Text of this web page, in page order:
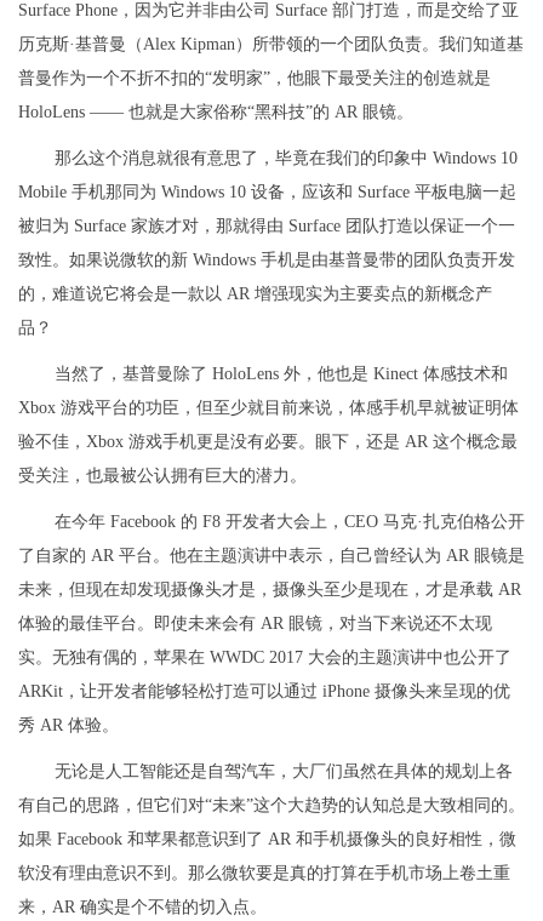
Surface Phone，因为它并非由公司 Surface 部门打造，而是交给了亚
历克斯·基普曼（Alex Kipman）所带领的一个团队负责。我们知道基
普曼作为一个不折不扣的“发明家”，他眼下最受关注的创造就是
HoloLens —— 也就是大家俗称“黑科技”的 AR 眼镜。
那么这个消息就很有意思了，毕竟在我们的印象中 Windows 10
Mobile 手机那同为 Windows 10 设备，应该和 Surface 平板电脑一起
被归为 Surface 家族才对，那就得由 Surface 团队打造以保证一个一
致性。如果说微软的新 Windows 手机是由基普曼带的团队负责开发
的，难道说它将会是一款以 AR 增强现实为主要卖点的新概念产
品？
当然了，基普曼除了 HoloLens 外，他也是 Kinect 体感技术和
Xbox 游戏平台的功臣，但至少就目前来说，体感手机早就被证明体
验不佳，Xbox 游戏手机更是没有必要。眼下，还是 AR 这个概念最
受关注，也最被公认拥有巨大的潜力。
在今年 Facebook 的 F8 开发者大会上，CEO 马克·扎克伯格公开
了自家的 AR 平台。他在主题演讲中表示，自己曾经认为 AR 眼镜是
未来，但现在却发现摄像头才是，摄像头至少是现在，才是承载 AR
体验的最佳平台。即使未来会有 AR 眼镜，对当下来说还不太现
实。无独有偶的，苹果在 WWDC 2017 大会的主题演讲中也公开了
ARKit，让开发者能够轻松打造可以通过 iPhone 摄像头来呈现的优
秀 AR 体验。
无论是人工智能还是自驾汽车，大厂们虽然在具体的规划上各
有自己的思路，但它们对“未来”这个大趋势的认知总是大致相同的。
如果 Facebook 和苹果都意识到了 AR 和手机摄像头的良好相性，微
软没有理由意识不到。那么微软要是真的打算在手机市场上卷土重
来，AR 确实是个不错的切入点。